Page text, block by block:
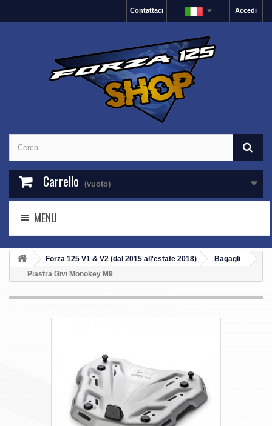
Accedi
Contattaci
Carrello (vuoto)
MENU
Forza 125 V1 & V2 (dal 2015 all'estate 2018)
Bagagli
Piastra Givi Monokey M9